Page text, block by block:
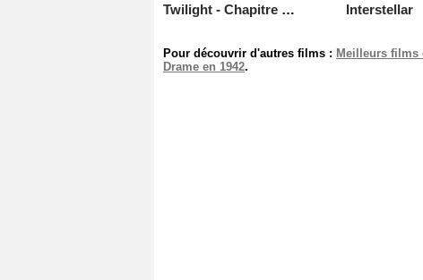
Twilight - Chapitre 5 : Révélation 2e partie Interstellar
Pour découvrir d'autres films : Meilleurs films
Drame en 1942.